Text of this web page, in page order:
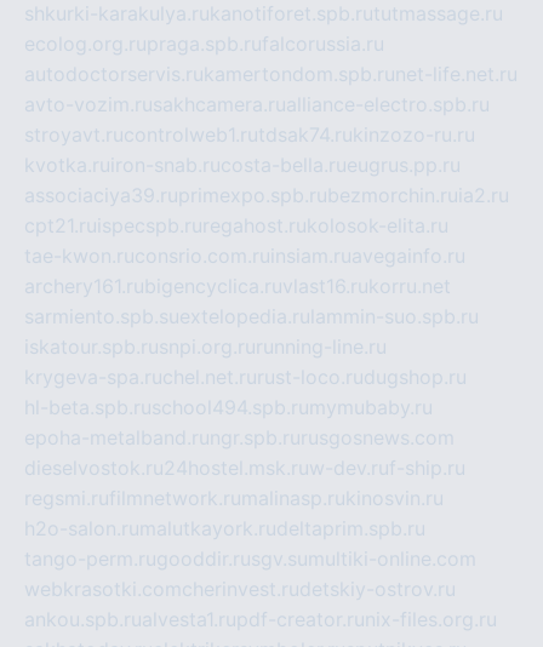
shkurki-karakulya.rukanotiforet.spb.rututmassage.ru
ecolog.org.rupraga.spb.rufalcorussia.ru
autodoctorservis.rukamertondom.spb.ru net-life.net.ru
avto-vozim.rusakhcamera.rualliance-electro.spb.ru
stroyavt.rucontrolweb1.rutdsak74.rukinzozo-ru.ru
kvotka.ru iron-snab.rucosta-bella.rueugrus.pp.ru
associaciya39.ruprimexpo.spb.rubezmorchin.ru ia2.ru
cpt21.ru ispecspb.ru regahost.rukolosok-elita.ru
tae-kwon.ruconsrio.com.ru insiam.ruavegainfo.ru
archery161.rubigencyclica.ruvlast16.rukorru.net
sarmiento.spb.suextelopedia.ru lammin-suo.spb.ru
iskatour.spb.rusnpi.org.ru running-line.ru
krygeva-spa.ruchel.net.ru rust-loco.rudugshop.ru
hl-beta.spb.ruschool494.spb.ru mymubaby.ru
epoha-metalband.ru ngr.spb.ru rusgosnews.com
dieselvostok.ru24hostel.msk.ruw-dev.ruf-ship.ru
regsmi.rufilmnetwork.ru malinasp.rukinosvin.ru
h2o-salon.ru malutkayork.rudeltaprim.spb.ru
tango-perm.rugooddir.rusgv.su multiki-online.com
webkrasotki.comcherinvest.rudetskiy-ostrov.ru
ankou.spb.rualvesta1.rupdf-creator.ru nix-files.org.ru